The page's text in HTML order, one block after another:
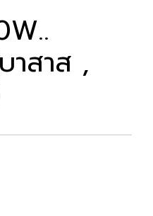
าสาส ,